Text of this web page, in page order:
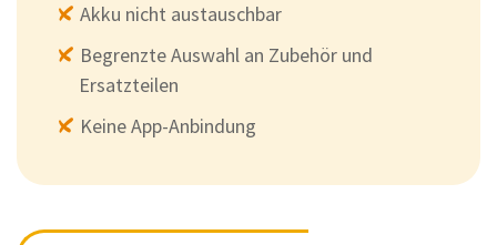
Akku nicht austauschbar
Begrenzte Auswahl an Zubehör und
Ersatzteilen
Keine App-Anbindung